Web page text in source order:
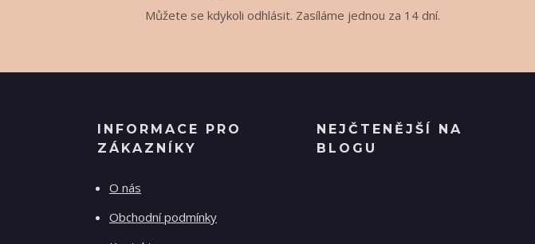
Můžete se kdykoli odhlásit. Zasíláme jednou za 14 dní.
INFORMACE PRO
ZÁKAZNÍKY
O nás
Obchodní podmínky
NEJČTENĚJŠÍ NA
BLOGU